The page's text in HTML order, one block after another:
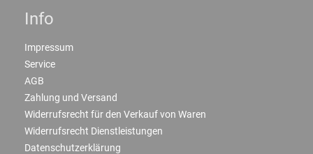
Info
Impressum
Service
AGB
Zahlung und Versand
Widerrufsrecht für den Verkauf von Waren
Widerrufsrecht Dienstleistungen
Datenschutzerklärung